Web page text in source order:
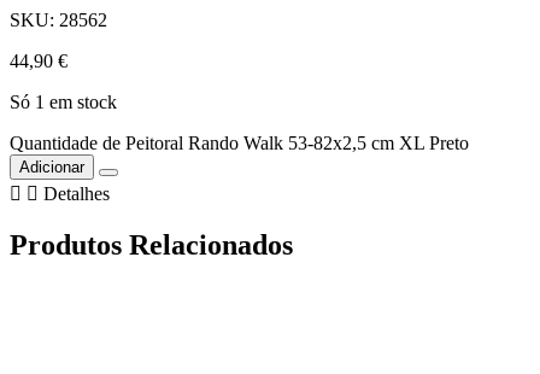
SKU: 28562
44,90 €
Só 1 em stock
Quantidade de Peitoral Rando Walk 53-82x2,5 cm XL Preto
Adicionar
Detalhes
Produtos Relacionados